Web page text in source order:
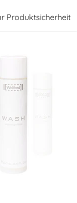
Produktsicherheit